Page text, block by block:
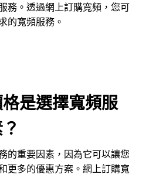
務。透過網上訂購寬頻，您可
的寬頻服務。
是選擇寬頻服
的重要因素，因為它可以讓您
更多的優惠方案。網上訂購寬